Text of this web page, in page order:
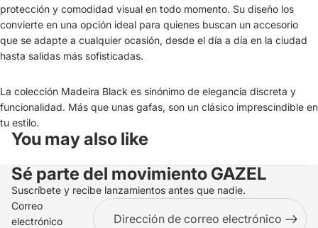
protección y comodidad visual en todo momento. Su diseño los
convierte en una opción ideal para quienes buscan un accesorio
que se adapte a cualquier ocasión, desde el día a día en la ciudad
hasta salidas más sofisticadas.
La colección Madeira Black es sinónimo de elegancia discreta y
funcionalidad. Más que unas gafas, son un clásico imprescindible en
tu estilo.
You may also like
Sé parte del movimiento GAZEL
Suscríbete y recibe lanzamientos antes que nadie.
Correo
electrónico